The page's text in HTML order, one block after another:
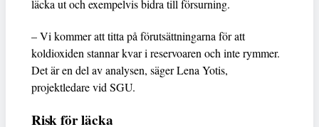
läcka ut och exempelvis bidra till försurning.
– Vi kommer att titta på förutsättningarna för att
koldioxiden stannar kvar i reservoaren och inte rymmer.
Det är en del av analysen, säger Lena Yotis,
projektledare vid SGU.
Risk för läcka